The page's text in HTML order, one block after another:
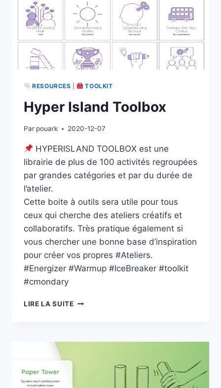
RESOURCES TOOLKIT
Hyper Island Toolbox
Par pouark 2020-12-07
HYPERISLAND TOOLBOX est une
librairie de plus de 100 activités regroupées
par grandes catégories et par du durée de
l’atelier.
Cette boite à outils sera utile pour tous
ceux qui cherche des ateliers créatifs et
collaboratifs. Très pratique également si
vous chercher une bonne base d’inspiration
pour créer vos propres #Ateliers.
#Energizer #Warmup #IceBreaker #toolkit
#cmondary
LIRE LA SUITEHYPER